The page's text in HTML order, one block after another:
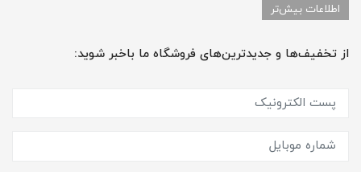
اطلاعات بیش‌تر
از تخفیف‌ها و جدیدترین‌های فروشگاه ما باخبر شوید: